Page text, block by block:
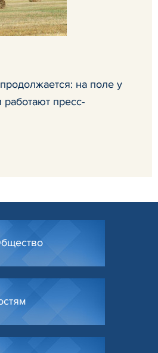
на поле у
пресс-